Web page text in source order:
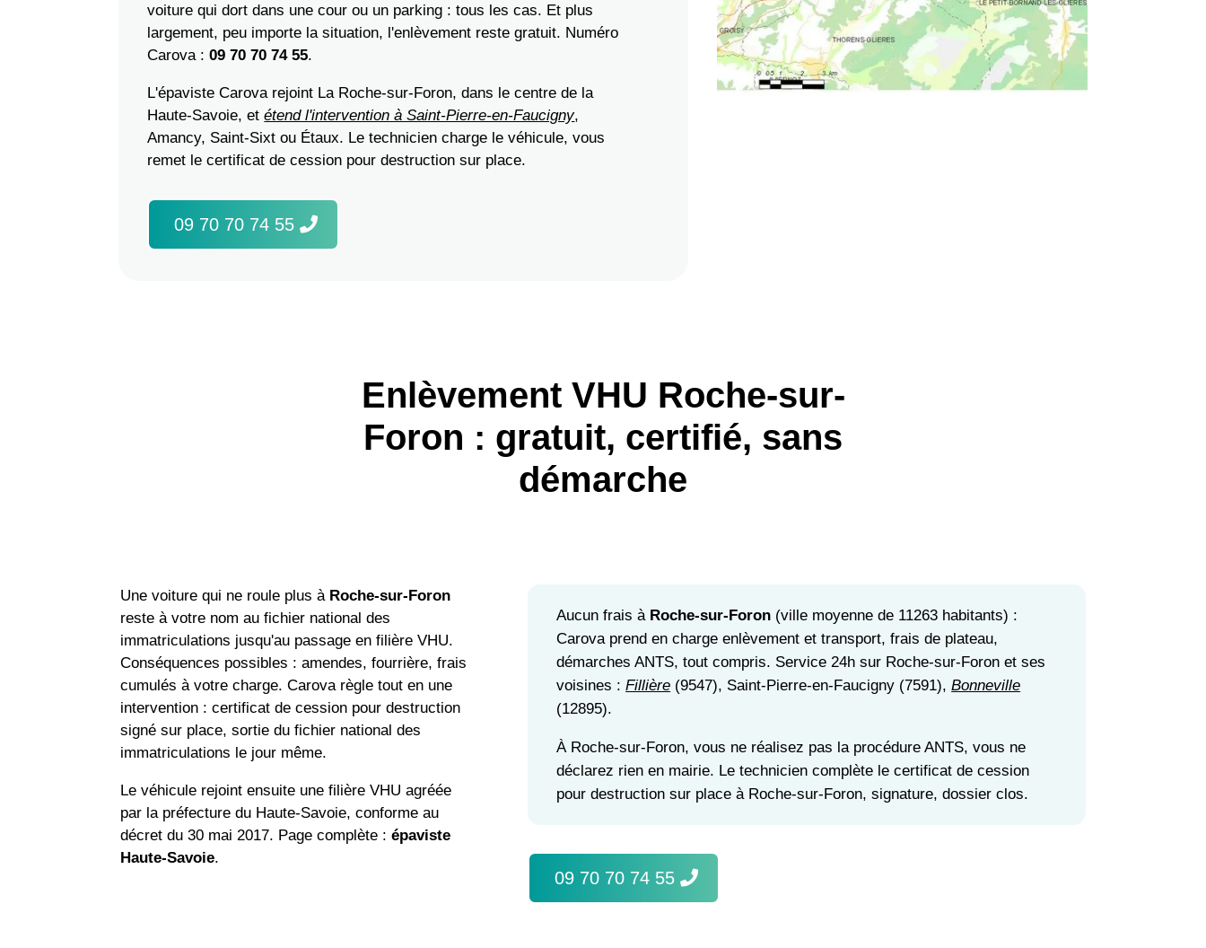
voiture qui dort dans une cour ou un parking : tous les cas. Et plus
largement, peu importe la situation, l'enlèvement reste gratuit. Numéro
Carova :09 70 70 74 55.
L'épaviste Carova rejoint La Roche-sur-Foron, dans le centre de la
Haute-Savoie, etétend l'intervention à Saint-Pierre-en-Faucigny,
Amancy, Saint-Sixt ou Étaux. Le technicien charge le véhicule, vous
remet le certificat de cession pour destruction sur place.
09 70 70 74 55
Enlèvement VHU Roche-sur-
Foron : gratuit, certifié, sans
démarche
Une voiture qui ne roule plus à Roche-sur-Foron
reste à votre nom au fichier national des
immatriculations jusqu'au passage en filière VHU.
Conséquences possibles : amendes, fourrière, frais
cumulés à votre charge. Carova règle tout en une
intervention : certificat de cession pour destruction
signé sur place, sortie du fichier national des
immatriculations le jour même.
Le véhicule rejoint ensuite une filière VHU agréée
par la préfecture du Haute-Savoie, conforme au
décret du 30 mai 2017. Page complète :épaviste
Haute-Savoie.
Aucun frais à Roche-sur-Foron (ville moyenne de 11263 habitants) :
Carova prend en charge enlèvement et transport, frais de plateau,
démarches ANTS, tout compris. Service 24h sur Roche-sur-Foron et ses
voisines :Fillière (9547), Saint-Pierre-en-Faucigny (7591),Bonneville
(12895).
À Roche-sur-Foron, vous ne réalisez pas la procédure ANTS, vous ne
déclarez rien en mairie. Le technicien complète le certificat de cession
pour destruction sur place à Roche-sur-Foron, signature, dossier clos.
09 70 70 74 55